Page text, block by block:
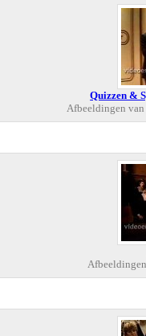
Quizzen &
Afbeeldingen van